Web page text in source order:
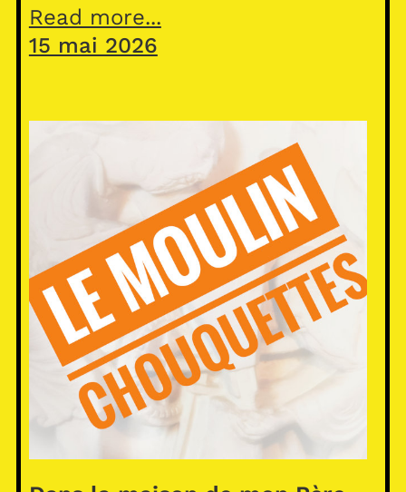
Read more...
15 mai 2026